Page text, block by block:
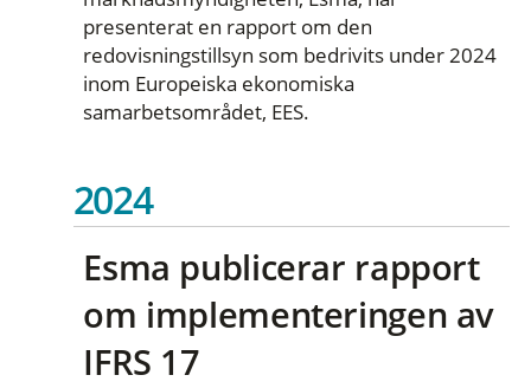
presenterat en rapport om den
redovisningstillsyn som bedrivits under 2024
inom Europeiska ekonomiska
samarbetsområdet, EES.
2024
Esma publicerar rapport
om implementeringen av
IFRS 17